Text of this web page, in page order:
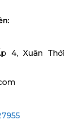
4, Xuân Thới